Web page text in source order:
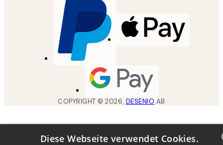
COPYRIGHT ©2026, DESENIO AB
Diese Webseite verwendet Cookies.